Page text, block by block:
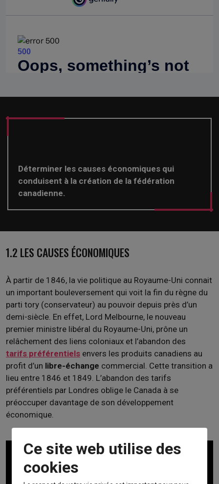
Déterminer les causes économiques qui
conduisent à la création de la fédération
canadienne.
1.2 LES CAUSES ÉCONOMIQUES
À partir de 1846, la vie politique au Royaume-Uni connait
un important bouleversement qui voit la fin du règne du
parti tory (conservateur) au pouvoir depuis près d’un
demi-siècle. En effet, Lord Melbourne, le nouveau
premier ministre libéral du Royaume-Uni, prône un
relâchement des liens coloniaux et l’abandon des
tarifs préférentiels envers les produits canadiens au
profit d’un libre-échange commercial. Cette transition a
lieu entre 1846 et 1849. L’abandon des tarifs
préférentiels par Londres oblige le Canada à se
préoccuper davantage de son développement
économique.
Ce site web utilise des
cookies